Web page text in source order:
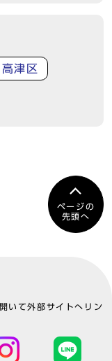
高津区
ページの
先頭へ
いて外部サイトへリン